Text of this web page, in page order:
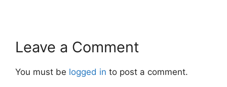
Leave a Comment
You must be logged in to post a comment.